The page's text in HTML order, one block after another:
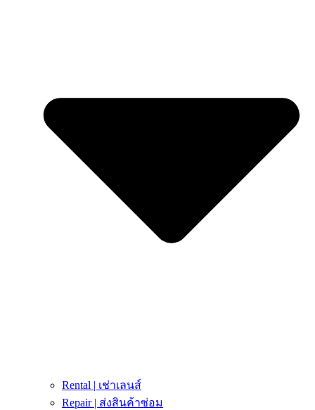
Rental | เช่าเลนส์
Repair | ส่งสินค้าซ่อม